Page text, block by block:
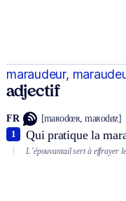
maraudeur,
adjectif
FR [maʀodœʀ, maʀodøz]
Qui pratique la
1
L’épouvantail sert à effrayer